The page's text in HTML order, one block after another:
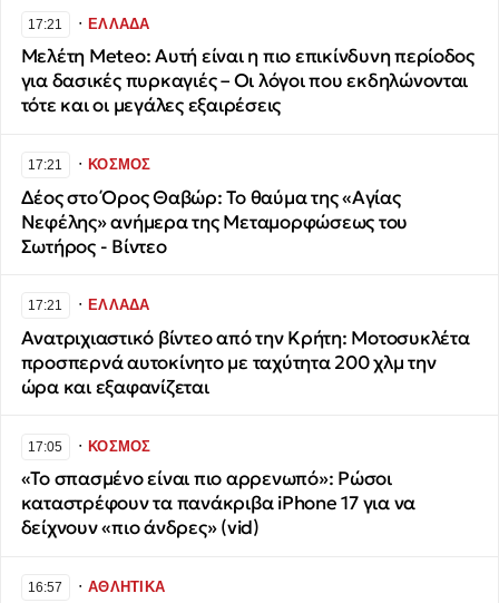
17:21 ∙ΕΛΛΑΔΑ
Μελέτη Meteo: Αυτή είναι η πιο επικίνδυνη περίοδος
για δασικές πυρκαγιές – Οι λόγοι που εκδηλώνονται
τότε και οι μεγάλες εξαιρέσεις
17:21 ∙ΚΟΣΜΟΣ
Δέος στο Όρος Θαβώρ: Το θαύμα της «Αγίας
Νεφέλης» ανήμερα της Μεταμορφώσεως του
Σωτήρος - Βίντεο
17:21 ∙ΕΛΛΑΔΑ
Ανατριχιαστικό βίντεο από την Κρήτη: Μοτοσυκλέτα
προσπερνά αυτοκίνητο με ταχύτητα 200 χλμ την
ώρα και εξαφανίζεται
17:05 ∙ΚΟΣΜΟΣ
«Το σπασμένο είναι πιο αρρενωπό»: Ρώσοι
καταστρέφουν τα πανάκριβα iPhone 17 για να
δείχνουν «πιο άνδρες» (vid)
16:57 ∙ΑΘΛΗΤΙΚΑ